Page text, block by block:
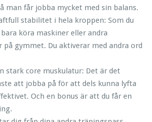
man får jobba mycket med sin balans.
stabilitet i hela kroppen: Som du
köra maskiner eller andra
på gymmet. Du aktiverar med andra ord
stark core muskulatur: Det är det
att jobba på för att dels kunna lyfta
Och en bonus är att du får en